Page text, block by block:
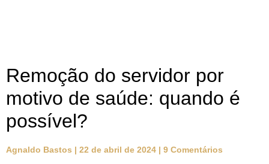
Remoção do servidor por
motivo de saúde: quando é
possível?
Agnaldo Bastos 22 de abril de 2024 9 Comentários